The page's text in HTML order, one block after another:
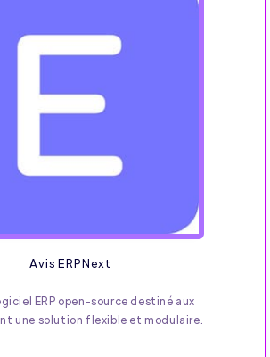
Avis ERPNext
ERP open-source destiné aux
une solution flexible et modulaire.